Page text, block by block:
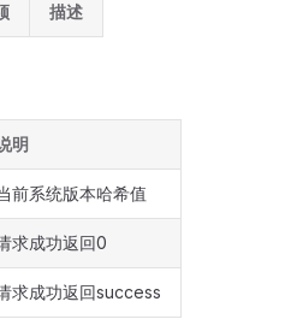
描述
明
前系统版本哈希值
求成功返回0
求成功返回success